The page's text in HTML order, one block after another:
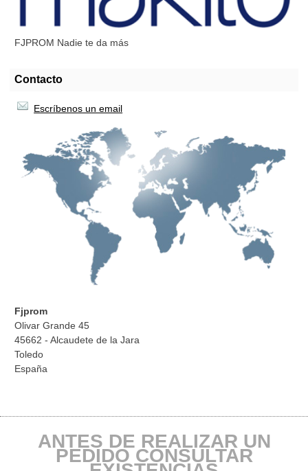
FJPROM Nadie te da más
Contacto
Escríbenos un email
Fjprom
Olivar Grande 45
45662 - Alcaudete de la Jara
Toledo
España
ANTES DE REALIZAR UN
PEDIDO CONSULTAR